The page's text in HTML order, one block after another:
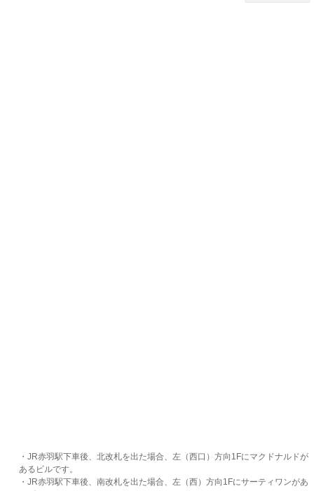
・JR赤羽駅下車後、北改札を出た場合、左（西口）方向1Fにマクドナルドが
あるビルです。
・JR赤羽駅下車後、南改札を出た場合、左（西）方向1Fにサーティワンがあ